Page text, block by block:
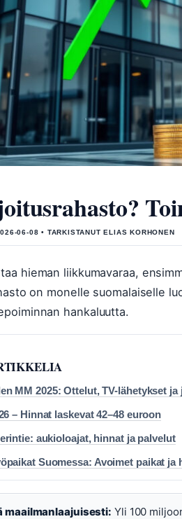
06-08 • TARKISTANUT ELIAS KORHONEN
hieman liikkumavaraa,
on monelle suomalaiselle
hankaluutta.
MM 2025: Ottelut, TV-lähetykset ja
– Hinnat laskevat 42–48 euroon
aukioloajat, hinnat ja palvelut
Suomessa: Avoimet paikat ja
maailmanlaajuisesti: Yli 100